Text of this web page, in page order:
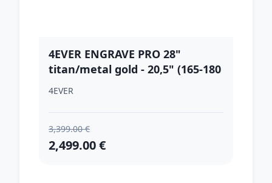
4EVER ENGRAVE PRO 28"
titan/metal gold - 20,5" (165-180
cm)
4EVER
3,399.00 €
2,499.00 €